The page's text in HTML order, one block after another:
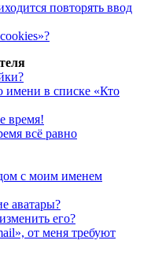
повторять ввод
имени в списке «Кто
время!
всё равно
с моим именем
аватары?
его?
от меня требуют